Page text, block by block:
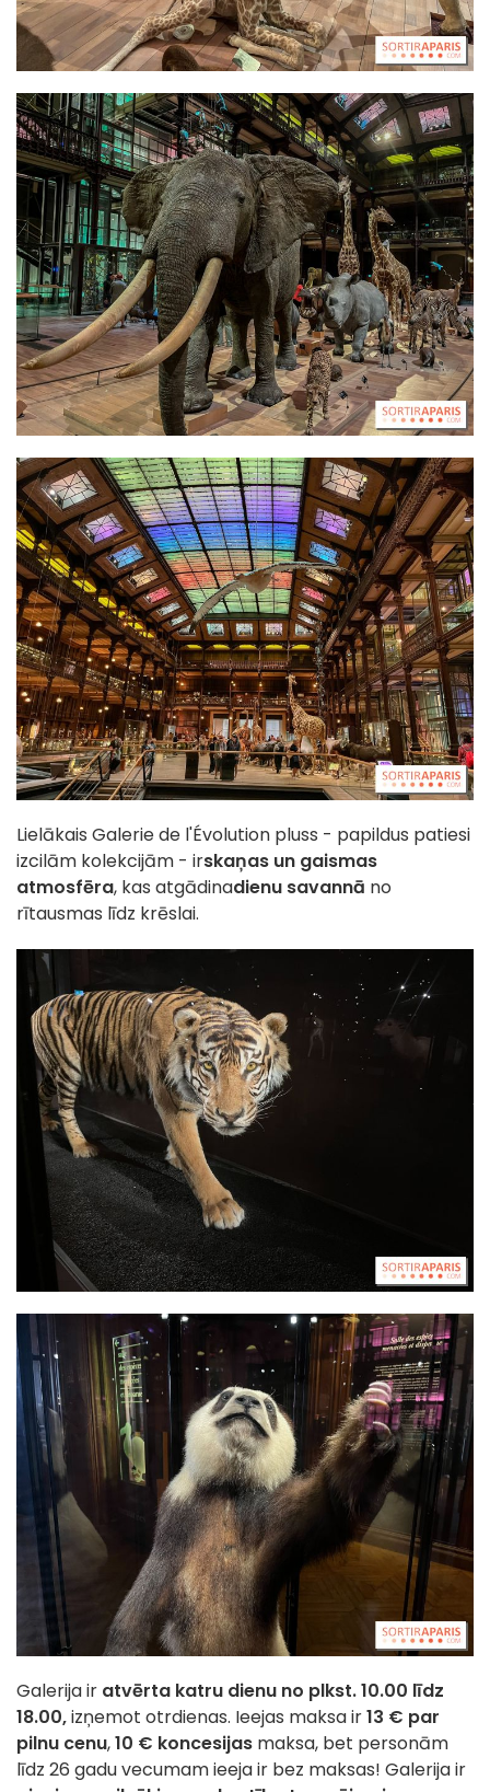
Lielākais Galerie de l'Évolution pluss - papildus patiesi
izcilām kolekcijām - irskaņas un gaismas
atmosfēra, kas atgādinadienu savannā no
rītausmas līdz krēslai.
Galerija ir atvērta katru dienu no plkst. 10.00 līdz
18.00,izņemot otrdienas. Ieejas maksa ir13 € par
pilnu cenu,10 € koncesijas maksa, bet personām
līdz 26 gadu vecumam ieeja ir bez maksas! Galerija ir